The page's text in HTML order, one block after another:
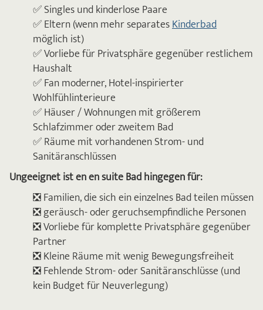
✅ Singles und kinderlose Paare
✅ Eltern (wenn mehr separatesKinderbad
möglich ist)
✅ Vorliebe für Privatsphäre gegenüber restlichem
Haushalt
✅ Fan moderner, Hotel-inspirierter
Wohlfühlinterieure
✅ Häuser / Wohnungen mit größerem
Schlafzimmer oder zweitem Bad
✅ Räume mit vorhandenen Strom- und
Sanitäranschlüssen
Ungeeignet ist en en suite Bad hingegen für:
❎ Familien, die sich ein einzelnes Bad teilen müssen
❎ geräusch- oder geruchsempfindliche Personen
❎ Vorliebe für komplette Privatsphäre gegenüber
Partner
❎ Kleine Räume mit wenig Bewegungsfreiheit
❎ Fehlende Strom- oder Sanitäranschlüsse (und
kein Budget für Neuverlegung)